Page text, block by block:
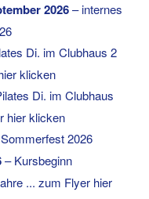
2026–internes
Di. im Clubhaus 2
klicken
Di. im Clubhaus
hier klicken
Sommerfest 2026
–Kursbeginn
... zum Flyer hier